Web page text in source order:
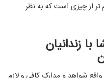
تر از چیزی است که به نظر
زندانیان